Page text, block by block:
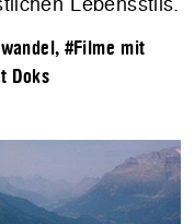
, #Filme mit
Doks